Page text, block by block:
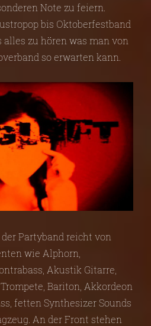
Note zu feiern.
bis Oktoberfestband
zu hören was man von
so erwarten kann.
Partyband reicht von
wie Alphorn,
Akustik Gitarre,
Bariton, Akkordeon
fetten Synthesizer Sounds
An der Front stehen